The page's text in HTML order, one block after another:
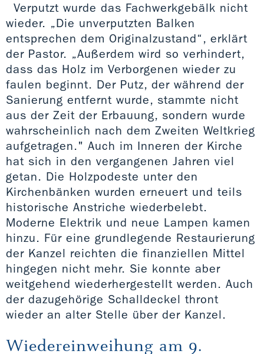
Verputzt wurde das Fachwerkgebälk nicht
wieder. „Die unverputzten Balken
entsprechen dem Originalzustand“, erklärt
der Pastor. „Außerdem wird so verhindert,
dass das Holz im Verborgenen wieder zu
faulen beginnt. Der Putz, der während der
Sanierung entfernt wurde, stammte nicht
aus der Zeit der Erbauung, sondern wurde
wahrscheinlich nach dem Zweiten Weltkrieg
aufgetragen." Auch im Inneren der Kirche
hat sich in den vergangenen Jahren viel
getan. Die Holzpodeste unter den
Kirchenbänken wurden erneuert und teils
historische Anstriche wiederbelebt.
Moderne Elektrik und neue Lampen kamen
hinzu. Für eine grundlegende Restaurierung
der Kanzel reichten die finanziellen Mittel
hingegen nicht mehr. Sie konnte aber
weitgehend wiederhergestellt werden. Auch
der dazugehörige Schalldeckel thront
wieder an alter Stelle über der Kanzel.
Wiedereinweihung am 9.